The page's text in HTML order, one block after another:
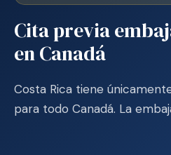
Cita previa
en Canadá
Costa Rica tiene
para todo Canadá. La